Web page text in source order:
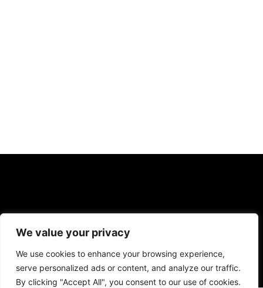
We value your privacy
We use cookies to enhance your browsing experience,
serve personalized ads or content, and analyze our traffic.
By clicking "Accept All", you consent to our use of cookies.
a
c
e
b
o
u
t
u
n
s
t
a
Contact: icareuphone@gmail.com